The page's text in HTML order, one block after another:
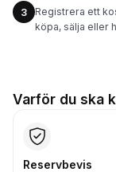
3
Registrera ett
köpa, sälja eller
Varför du ska
Reservbevis